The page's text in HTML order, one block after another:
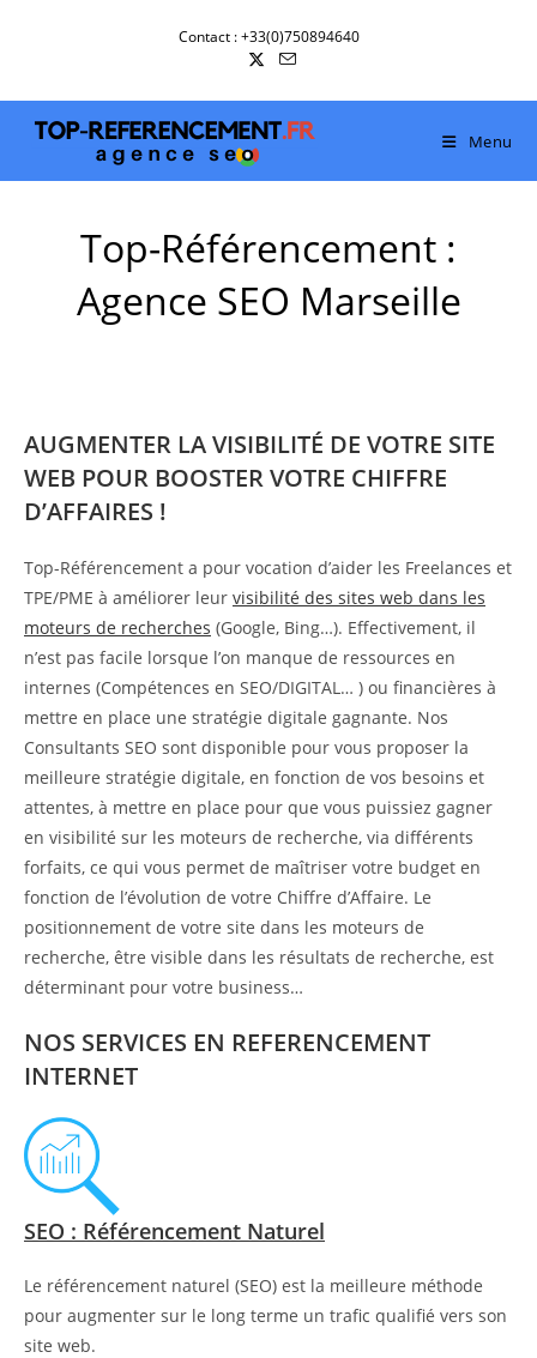
Contact : +33(0)750894640
Menu
Top-Référencement :
Agence SEO Marseille
AUGMENTER LA VISIBILITÉ DE VOTRE SITE
WEB POUR BOOSTER VOTRE CHIFFRE
D’AFFAIRES !
Top-Référencement a pour vocation d’aider les Freelances et
TPE/PME à améliorer leur visibilité des sites web dans les
moteurs de recherches (Google, Bing…). Effectivement, il
n’est pas facile lorsque l’on manque de ressources en
internes (Compétences en SEO/DIGITAL… ) ou financières à
mettre en place une stratégie digitale gagnante. Nos
Consultants SEO sont disponible pour vous proposer la
meilleure stratégie digitale, en fonction de vos besoins et
attentes, à mettre en place pour que vous puissiez gagner
en visibilité sur les moteurs de recherche, via différents
forfaits, ce qui vous permet de maîtriser votre budget en
fonction de l’évolution de votre Chiffre d’Affaire. Le
positionnement de votre site dans les moteurs de
recherche, être visible dans les résultats de recherche, est
déterminant pour votre business…
NOS SERVICES EN REFERENCEMENT
INTERNET
SEO : Référencement Naturel
Le référencement naturel (SEO) est la meilleure méthode
pour augmenter sur le long terme un trafic qualifié vers son
site web.